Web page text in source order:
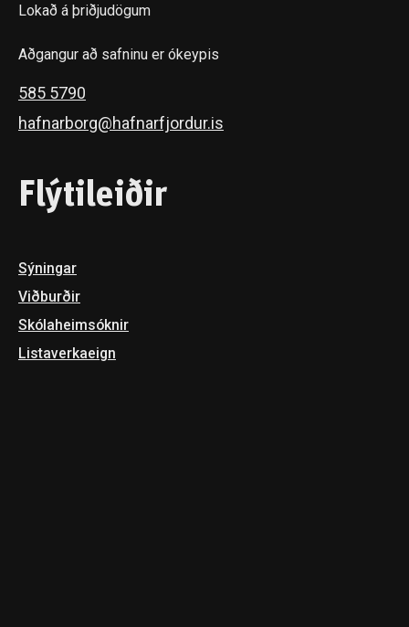
Lokað á þriðjudögum
Aðgangur að safninu er ókeypis
585 5790
hafnarborg@hafnarfjordur.is
Flýtileiðir
Sýningar
Viðburðir
Skóla­heimsóknir
Listaverkaeign